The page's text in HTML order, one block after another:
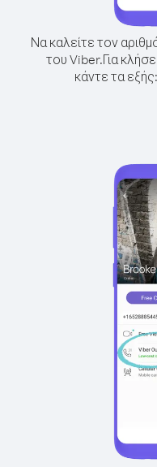
Να καλείτε τον
του Viber.Για
κάντε τα εξής: